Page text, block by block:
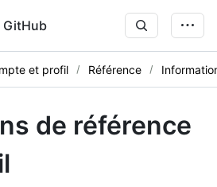
GitHub
et profil Référence
de référence